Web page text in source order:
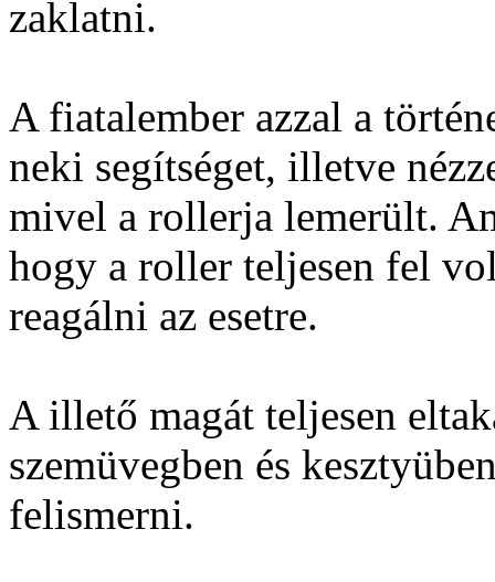
zaklatni.
A fiatalember azzal a
neki segítséget, illetve
mivel a rollerja lemerült.
hogy a roller teljesen fel
reagálni az esetre.
A illető magát teljesen
szemüvegben és
felismerni.